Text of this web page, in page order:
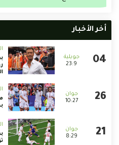
أخر الأخبار
23:9
10:27
8:29